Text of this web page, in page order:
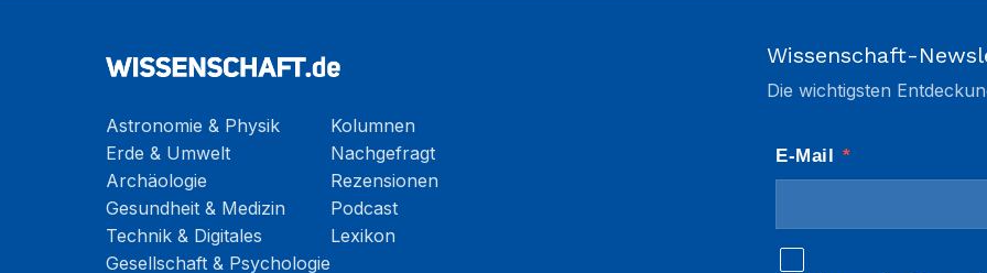
Astronomie & Physik
Erde & Umwelt
Archäologie
Gesundheit & Medizin
Technik & Digitales
Gesellschaft & Psychologie
Kolumnen
Nachgefragt
Rezensionen
Podcast
Lexikon
Wissenschaft-
Die wichtigsten